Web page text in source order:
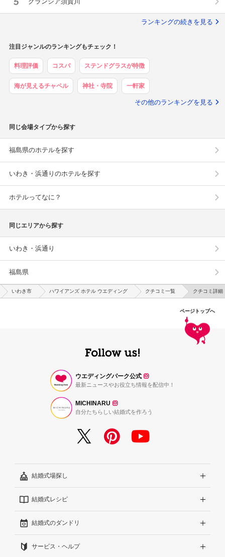
ランキングの続きを見る
注目ジャンルのランキングもチェック！
料理評価 コスパ ステンドグラスが特徴
海が見えるチャペル 神社・寺院 一軒家
その他のランキングを見る
同じ会場タイプから探す
福島県のホテルを探す
いわき・浜通りのホテルを探す
ホテルってなに？
同じエリアから探す
いわき・浜通り
福島県
いわき市 ハワイアンズ ホテル ウエディング クチコミ一覧 クチコミ詳細
ページトップへ
ウエディングパーク公式
最新ニュースやお役立ち情報を配信中！
MICHINARU
自分たちらしい結婚式を作ろう
結婚式場探し
エリアから探す
こだわりから探す
雰囲気から探す
結婚式レシピ
結婚式準備レポート『ハナレポ』
結婚式当日の動画『ムビレポ』
結婚式のダンドリ
結婚準備ガイド
サービス・ヘルプ